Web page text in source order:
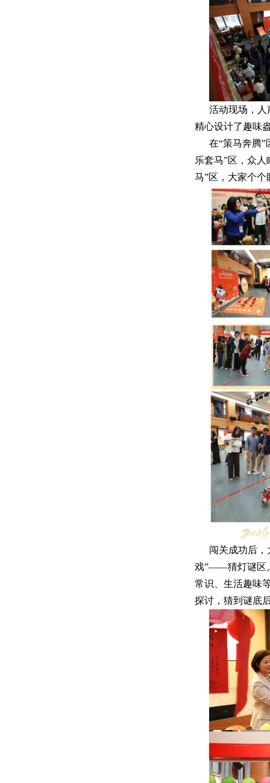
活动现场，人
精心设计了趣味
在“策马奔腾
乐套马”区，众
马”区，大家个
闯关成功后
戏”——猜灯谜区
常识、生活趣味
探讨，猜到谜底